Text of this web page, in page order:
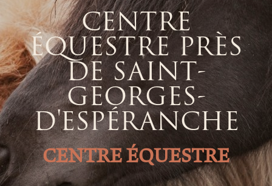
CENTRE
ÉQUESTRE PRÈS
DE SAINT-
GEORGES-
D'ESPÉRANCHE
CENTRE ÉQUESTRE